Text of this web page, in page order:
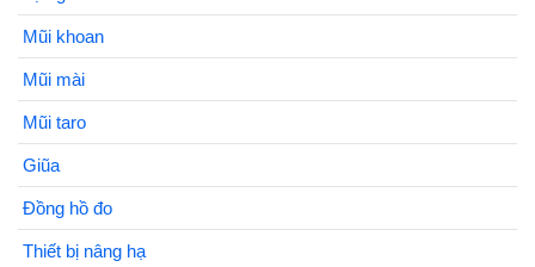
Mũi khoan
Mũi mài
Mũi taro
Giũa
Đồng hồ đo
Thiết bị nâng hạ